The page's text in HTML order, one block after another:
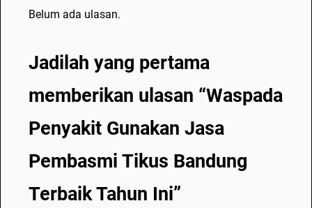
Belum ada ulasan.
Jadilah yang pertama
memberikan ulasan “Waspada
Penyakit Gunakan Jasa
Pembasmi Tikus Bandung
Terbaik Tahun Ini”